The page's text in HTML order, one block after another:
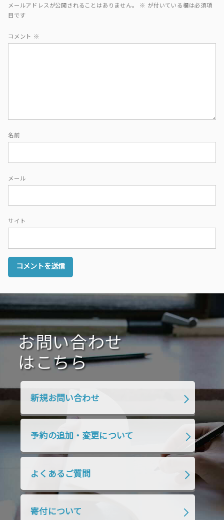
メールアドレスが公開されることはありません。 ※
が付いている欄は必須項
目です
コメント ※
名前
メール
サイト
お問い合わせ
はこちら
新規お問い合わせ
予約の追加・変更について
よくあるご質問
寄付について